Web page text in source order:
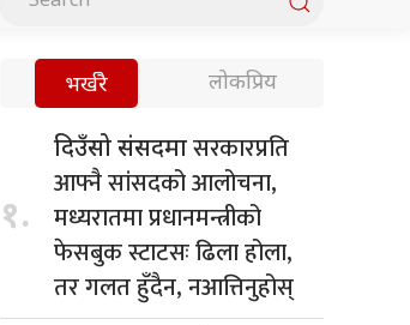
भर्खरै लोकप्रिय
१.
दिउँसो संसदमासरकारप्रति
आफ्नै सांसदको आलोचना,
मध्यरातमा प्रधानमन्त्रीको
फेसबुक स्टाटसः ढिला होला,
तर गलत हुँदैन, नआत्तिनुहोस्